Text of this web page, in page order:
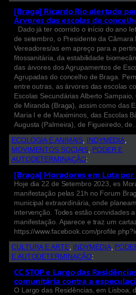
[Braga] Ricardo Rio alertado
Árvores das escolas do
Dado já ter ocorrido o início do ano
de setembro, o Presidente da Câmara
Vereadores/as em apreço para a
fitossanitária, da estabilidade
das árvores dos Agrupamentos de
Agrupadas do concelho de Braga.
entre outras, as árvores das escolas
Escolas Secundárias Alberto
de Miranda (Braga), assim como das
Maria I e de Maximinos, das Escolas
Augusta (Palmeira), de Figueiredo,
ECOLOGIA E ANIMAIS, INDYMEDIA
MOVIMENTOS SOCIAIS, PODER E
AUTODETERMINAÇÃO:
[Braga] Moradores em Luta por
Hoje dia 22 de Setembro 2023, es
manifestação pelas 21h no Forum
municipal extraordinária, onde
intervenção. Todes estão convidades
manifestação. Aparece e traz um
https://www.facebook.com/
CULTURA E ARTE, INDYMEDIA,
E AUTODETERMINAÇÃO:
CC STOP e Largo das
comunitária contra a
O Largo das Residências, em Lisboa,